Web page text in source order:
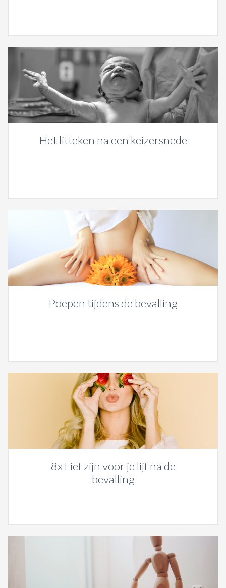
Het litteken na een keizersnede
Poepen tijdens de bevalling
8x Lief zijn voor je lijf na de
bevalling